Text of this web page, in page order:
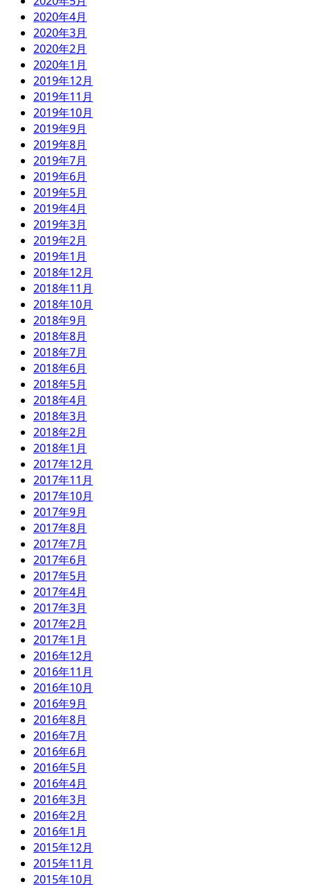
2020年4月
2020年3月
2020年2月
2020年1月
2019年12月
2019年11月
2019年10月
2019年9月
2019年8月
2019年7月
2019年6月
2019年5月
2019年4月
2019年3月
2019年2月
2019年1月
2018年12月
2018年11月
2018年10月
2018年9月
2018年8月
2018年7月
2018年6月
2018年5月
2018年4月
2018年3月
2018年2月
2018年1月
2017年12月
2017年11月
2017年10月
2017年9月
2017年8月
2017年7月
2017年6月
2017年5月
2017年4月
2017年3月
2017年2月
2017年1月
2016年12月
2016年11月
2016年10月
2016年9月
2016年8月
2016年7月
2016年6月
2016年5月
2016年4月
2016年3月
2016年2月
2016年1月
2015年12月
2015年11月
2015年10月